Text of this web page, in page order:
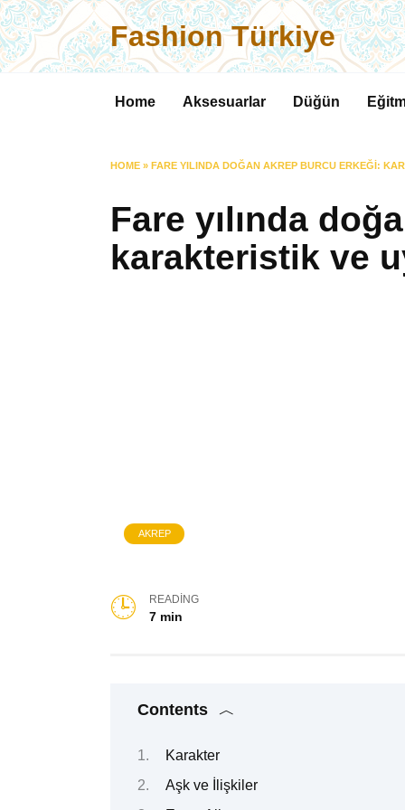
Skip
to
content
Fashion Türkiye
Home Aksesuarlar Düğün
HOME » FARE YILINDA DOĞAN AKREP BURCU ERKEĞI:
Fare yılında
karakteristik ve
AKREP
READING
7 min
Contents
Karakter
Aşk ve İlişkiler